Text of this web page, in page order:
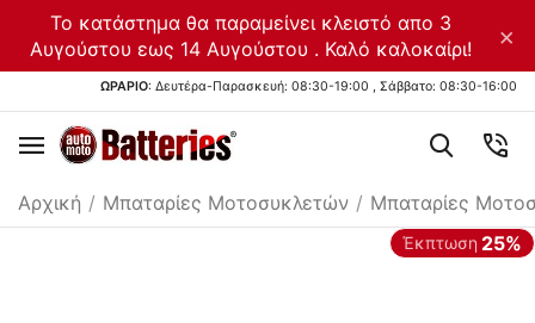
Το κατάστημα θα παραμείνει κλειστό απο 3
Αυγούστου εως 14 Αυγούστου . Καλό καλοκαίρι!
×
ΩΡΑΡΙΟ: Δευτέρα-Παρασκευή: 08:30-19:00 , Σάββατο: 08:30-16:00
Αρχική / Μπαταρίες Μοτοσυκλετών / Μπαταρίες
Έκπτωση 25%